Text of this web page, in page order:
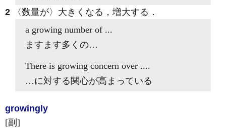
2 〈数量が〉大きくなる，増大する ．
a growing number of ...
ますます多くの…
There is growing concern over ....
…に対する関心が高まっている
growingly
[副]